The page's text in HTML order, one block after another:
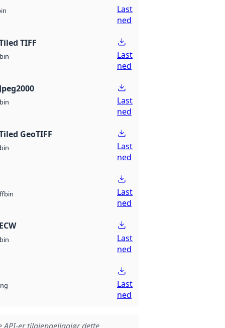
Last
ned
TIFF
bin
Last
ned
bin
Last
ned
GeoTIFF
bin
Last
ned
bin
Last
ned
bin
Last
ned
Last
ned